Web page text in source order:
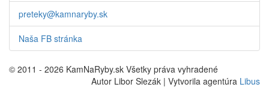
preteky@kamnaryby.sk
Naša FB stránka
© 2011 - 2026 KamNaRyby.sk Všetky práva vyhradené
Autor Libor Slezák | Vytvorila agentúra Libus